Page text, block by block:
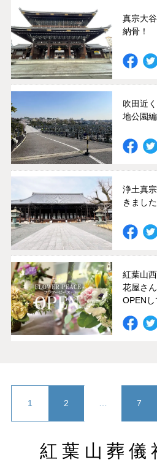
真宗大
納骨！
吹田近
地公園編
浄土真
きまし
紅葉山
花屋さ
OPEN
1 2 … 7
紅葉山葬儀